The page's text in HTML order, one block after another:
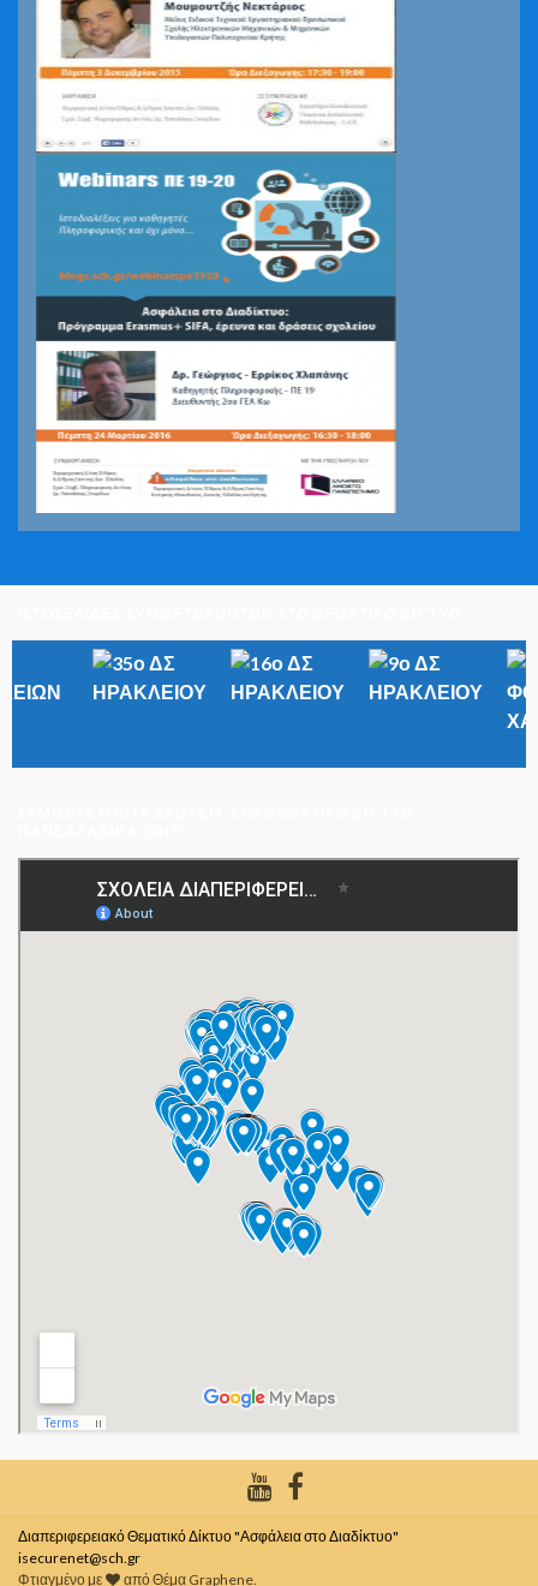
Διαπεριφερειακό Θεματικό Δίκτυο "Ασφάλεια στο Διαδίκτυο"
isecurenet@sch.gr
Φτιαγμένο με
απόΘέμα Graphene